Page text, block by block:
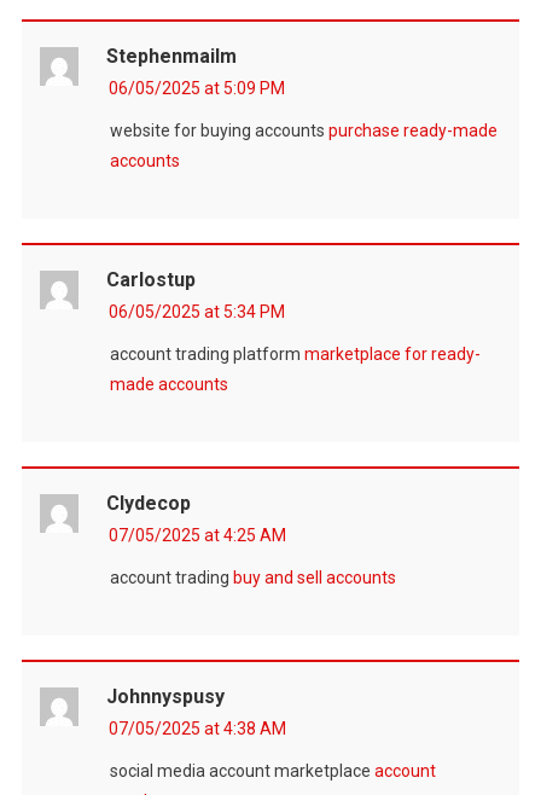
Stephenmailm
06/05/2025 at 5:09 PM
website for buying accounts purchase ready-made
accounts
Carlostup
06/05/2025 at 5:34 PM
account trading platform marketplace for ready-
made accounts
Clydecop
07/05/2025 at 4:25 AM
account trading buy and sell accounts
Johnnyspusy
07/05/2025 at 4:38 AM
social media account marketplace account